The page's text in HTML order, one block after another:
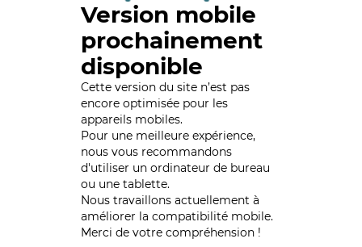
Version mobile
prochainement
disponible
Cette version du site n’est pas
encore optimisée pour les
appareils mobiles.
Pour une meilleure expérience,
nous vous recommandons
d'utiliser un ordinateur de bureau
ou une tablette.
Nous travaillons actuellement à
améliorer la compatibilité mobile.
Merci de votre compréhension !